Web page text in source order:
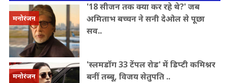
मनोरंजन
'18 सीजन तक क्या कर रहे थे?' जब
अमिताभ बच्चन ने सनी देओल से पूछा
सव..
मनोरंजन
'स्लमडॉग 33 टेंपल रोड' में डिप्टी कमिश्नर
बनीं तब्बू, विजय सेतुपति ..